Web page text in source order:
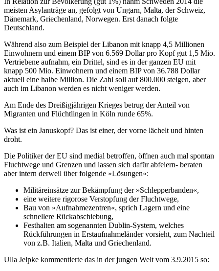
meisten Asylanträge an, gefolgt von Ungarn, Malta, der Schweiz,
Dänemark, Griechenland, Norwegen. Erst danach folgte
Deutschland.
Während also zum Beispiel der Libanon mit knapp 4,5 Millionen
Einwohnern und einem BIP von 6.569 Dollar pro Kopf gut 1,5 Mio.
Vertriebene aufnahm, ein Drittel, sind es in der ganzen EU mit
knapp 500 Mio. Einwohnern und einem BIP von 36.788 Dollar
aktuell eine halbe Million. Die Zahl soll auf 800.000 steigen, aber
auch im Libanon werden es nicht weniger werden.
Am Ende des Dreißigjährigen Krieges betrug der Anteil von
Migranten und Flüchtlingen in Köln runde 65%.
Was ist ein Januskopf? Das ist einer, der vorne lächelt und hinten
droht.
Die Politiker der EU sind medial betroffen, öffnen auch mal spontan
Fluchtwege und Grenzen und lassen sich dafür abfeiern- beraten
aber intern derweil über folgende »Lösungen«:
Militäreinsätze zur Bekämpfung der »Schlepperbanden«,
eine weitere rigorose Verstopfung der Fluchtwege,
Bau von »Aufnahmezentren«, sprich Lagern und eine
schnellere Rückabschiebung,
Festhalten am sogenannten Dublin-System, welches
Rückführungen in Erstaufnahmeländer vorsieht, zum Nachteil
von z.B. Italien, Malta und Griechenland.
Ulla Jelpke kommentierte das in der jungen Welt vom 3.9.2015 so: